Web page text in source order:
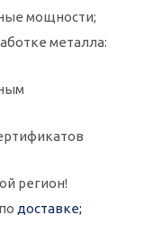
мощности;
металла:
регион!
доставке;